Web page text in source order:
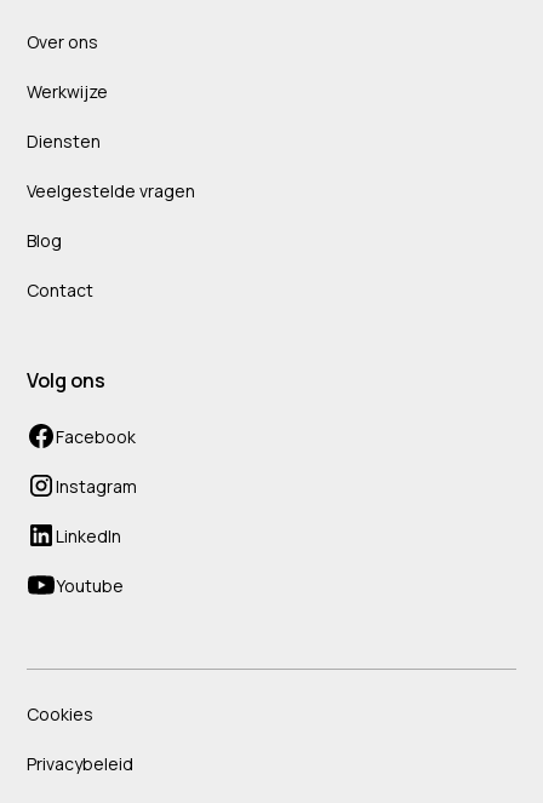
Over ons
Werkwijze
Diensten
Veelgestelde vragen
Blog
Contact
Volg ons
Facebook
Instagram
LinkedIn
Youtube
Cookies
Privacybeleid